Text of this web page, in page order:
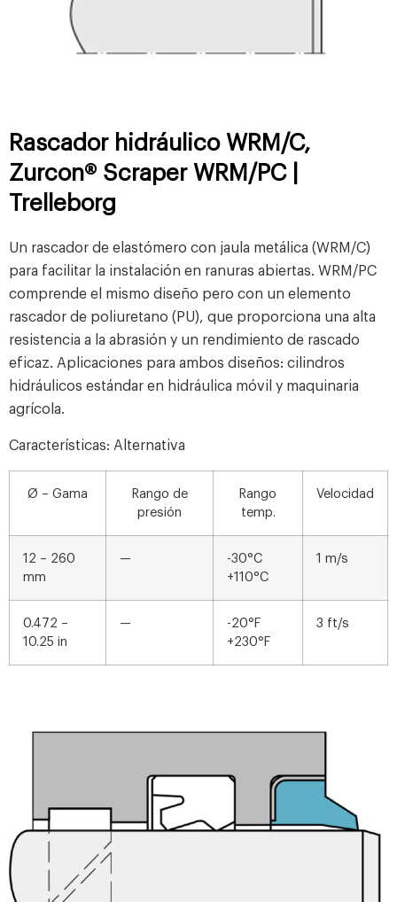
Rascador hidráulico WRM/C,
Zurcon® Scraper WRM/PC |
Trelleborg
Un rascador de elastómero con jaula metálica (WRM/C)
para facilitar la instalación en ranuras abiertas. WRM/PC
comprende el mismo diseño pero con un elemento
rascador de poliuretano (PU), que proporciona una alta
resistencia a la abrasión y un rendimiento de rascado
eficaz. Aplicaciones para ambos diseños: cilindros
hidráulicos estándar en hidráulica móvil y maquinaria
agrícola.
Características: Alternativa
Ø – Gama
Rango de
presión
Rango
temp.
Velocidad
12 – 260
mm
—
-30°C
+110°C
1 m/s
0.472 –
10.25 in
—
-20°F
+230°F
3 ft/s